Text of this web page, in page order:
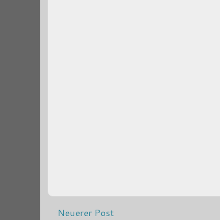
Neuerer Post